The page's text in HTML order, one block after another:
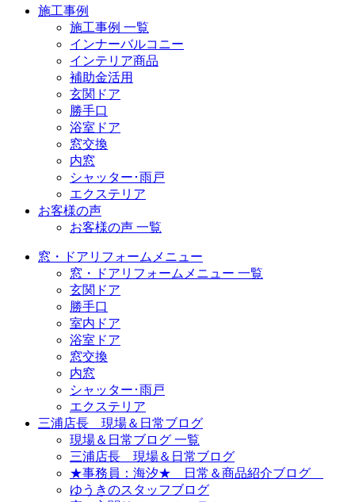
施工事例
施工事例 一覧
インナーバルコニー
インテリア商品
補助金活用
玄関ドア
勝手口
浴室ドア
窓交換
内窓
シャッター･雨戸
エクステリア
お客様の声
お客様の声 一覧
窓・ドアリフォームメニュー
窓・ドアリフォームメニュー 一覧
玄関ドア
勝手口
室内ドア
浴室ドア
窓交換
内窓
シャッター･雨戸
エクステリア
三浦店長 現場＆日常ブログ
現場＆日常ブログ 一覧
三浦店長 現場＆日常ブログ
★事務員：海汐★ 日常＆商品紹介ブログ
ゆうきのスタッフブログ